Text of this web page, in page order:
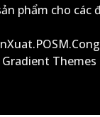
phẩm cho các
Gradient